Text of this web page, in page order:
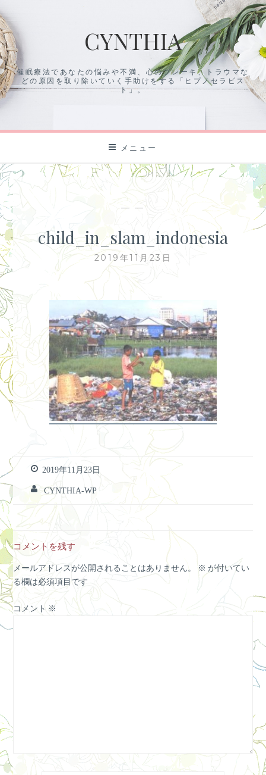
ン
テ
ン
ツ
に
ス
キ
プ
CYNTHIA
催眠療法であなたの悩みや不満、心のブレーキ、トラウマな
どの原因を取り除いていく手助けをする「ヒプノセラピス
ト」。
メニュー
— —
child_in_slam_indonesia
2019年11月23日
2019年11月23日
CYNTHIA-WP
コメントを残す
メールアドレスが公開されることはありません。 ※ が付いてい
る欄は必須項目です
コメント ※